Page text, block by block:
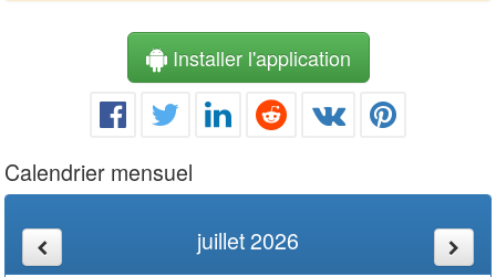
Installer l'application
Calendrier mensuel
juillet 2026